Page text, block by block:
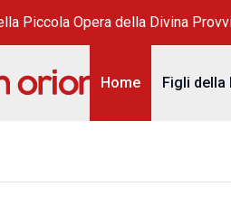
Piccola Opera della Divina
Home Figli della